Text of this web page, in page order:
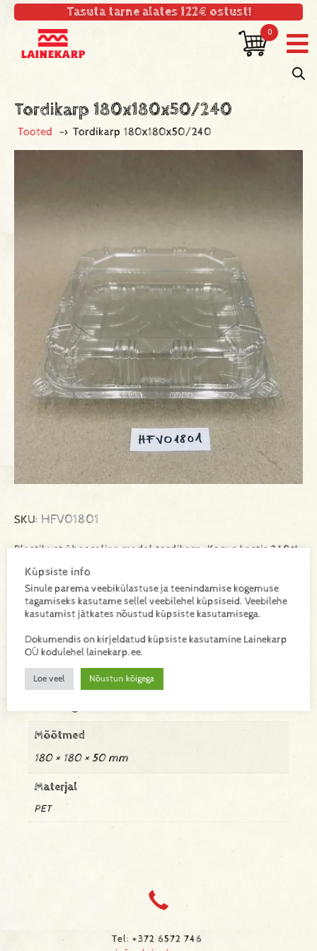
Tasuta tarne alates 122€ ostust!
0
Tordikarp 180x180x50/240
Tooted -> Tordikarp 180x180x50/240
SKU: HFV01801
Plastikust üheosaline madal tordikarp. Kogus kastis 240tk
Lisa toode päringukorvi
Lisainfo
Kaal
Mõõtmed
180 × 180 × 50 mm
Materjal
PET
Küpsiste info
Sinule parema veebikülastuse ja teenindamise kogemuse
tagamiseks kasutame sellel veebilehel küpsiseid. Veebilehe
kasutamist jätkates nõustud küpsiste kasutamisega.
Dokumendis on kirjeldatud küpsiste kasutamine Lainekarp
OÜ kodulehel lainekarp.ee.
Loe veel Nõustun kõigega
Tel: +372 6572 746